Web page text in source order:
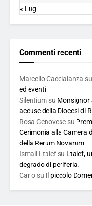
« Lug
Commenti recenti
Marcello Caccialanza su
ed eventi
Silentium su Monsignor
accuse della Diocesi di
Rosa Genovese su
Cerimonia alla Camera
della Rerum Novarum
Ismail Ltaief su Ltaief,
degrado di periferia.
Carlo su Il piccolo